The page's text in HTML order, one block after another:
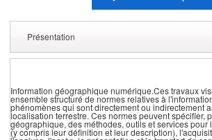
Présentation
Information géographique numérique.Ces travaux
ensemble structuré de normes relatives à
phénomènes qui sont directement ou indirectement
localisation terrestre. Ces normes peuvent spécifier,
géographique, des méthodes, outils et services
(y compris leur définition et leur description),